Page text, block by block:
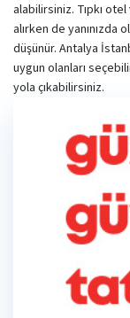
alabilirsiniz. Tıpkı
alırken de yanınızda
düşünür. Antalya
uygun olanları
yola çıkabilirsiniz.